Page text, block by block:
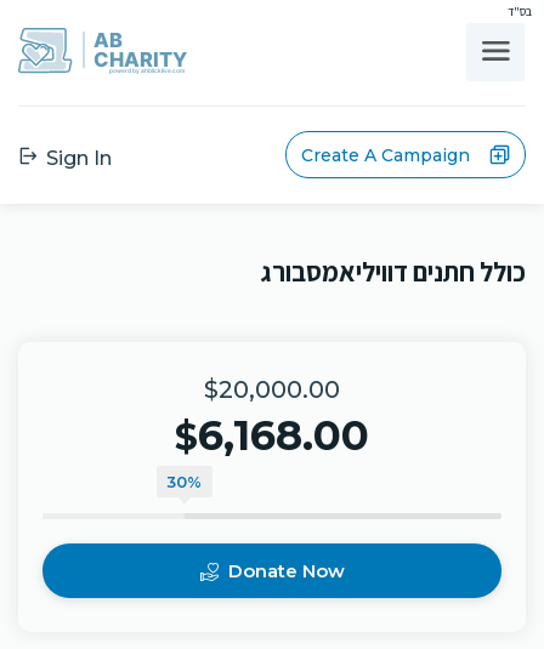
בס"ד
AB
CHARITY
powerd by ahblicklive.com
Sign In Create A Campaign
כולל חתנים דוויליאמסבורג
$20,000.00
$6,168.00
30%
Donate Now